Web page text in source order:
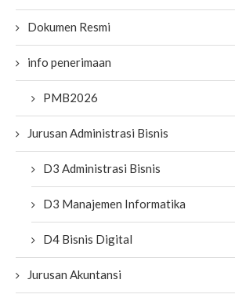
Dokumen Resmi
info penerimaan
PMB2026
Jurusan Administrasi Bisnis
D3 Administrasi Bisnis
D3 Manajemen Informatika
D4 Bisnis Digital
Jurusan Akuntansi